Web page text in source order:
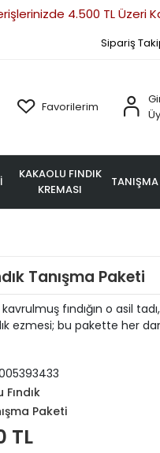
4.500 TL Üzeri
Sipariş
Favorilerim
KAKAOLU FINDIK
KREMASI
TANIŞMA
Tanışma Paketi
kavrulmuş fındığın o asil
ezmesi; bu pakette her
Paketi
TL